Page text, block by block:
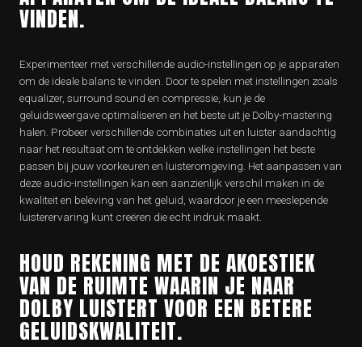
VINDEN.
Experimenteer met verschillende audio-instellingen op je apparaten
om de ideale balans te vinden. Door te spelen met instellingen zoals
equalizer, surround sound en compressie, kun je de
geluidsweergave optimaliseren en het beste uit je Dolby-mastering
halen. Probeer verschillende combinaties uit en luister aandachtig
naar het resultaat om te ontdekken welke instellingen het beste
passen bij jouw voorkeuren en luisteromgeving. Het aanpassen van
deze audio-instellingen kan een aanzienlijk verschil maken in de
kwaliteit en beleving van het geluid, waardoor je een meeslepende
luisterervaring kunt creëren die echt indruk maakt.
HOUD REKENING MET DE AKOESTIEK
VAN DE RUIMTE WAARIN JE NAAR
DOLBY LUISTERT VOOR EEN BETERE
GELUIDSKWALITEIT.